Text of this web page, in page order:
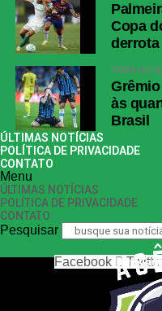
LinkedIn
Share
Copa
derrota
COPA DO
às
Brasil
ÚLTIMAS NOTÍCIAS
POLÍTICA DE PRIVACIDADE
CONTATO
Menu
ÚLTIMAS NOTÍCIAS
POLÍTICA DE PRIVACIDADE
CONTATO
Pesquisar
nos
Facebook